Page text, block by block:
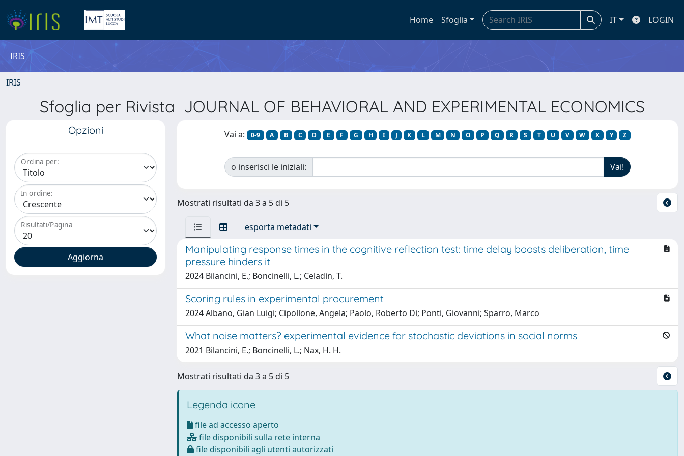
Home Sfoglia IT LOGIN
IRIS
IRIS
Sfoglia per Rivista JOURNAL OF BEHAVIORAL AND EXPERIMENTAL ECONOMICS
Opzioni
Ordina per:
In ordine:
Risultati/Pagina
Vai a: 0-9 A B C D E F G H I J K L M N O P Q R S T U V W X Y Z
o inserisci le iniziali:
Mostrati risultati da 3 a 5 di 5
esporta metadati
Manipulating response times in the cognitive reflection test: time delay boosts deliberation, time
pressure hinders it
2024 Bilancini, E.; Boncinelli, L.; Celadin, T.
Scoring rules in experimental procurement
2024 Albano, Gian Luigi; Cipollone, Angela; Paolo, Roberto Di; Ponti, Giovanni; Sparro, Marco
What noise matters? experimental evidence for stochastic deviations in social norms
2021 Bilancini, E.; Boncinelli, L.; Nax, H. H.
Mostrati risultati da 3 a 5 di 5
Legenda icone
file ad accesso aperto
file disponibili sulla rete interna
file disponibili agli utenti autorizzati